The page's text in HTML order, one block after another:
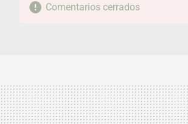
Comentarios cerrados